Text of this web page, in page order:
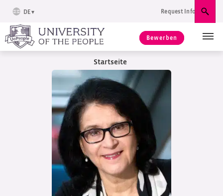
DE Request Info
Bewerben
Startseite